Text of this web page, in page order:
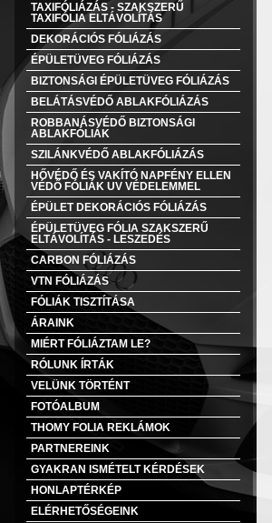
TAXIFÓLIÁZÁS - SZAKSZERŰ
TAXIFÓLIA ELTÁVOLÍTÁS
DEKORÁCIÓS FÓLIÁZÁS
ÉPÜLETÜVEG FÓLIÁZÁS
BIZTONSÁGI ÉPÜLETÜVEG FÓLIÁZÁS
BELÁTÁSVÉDŐ ABLAKFÓLIÁZÁS
ROBBANÁSVÉDŐ BIZTONSÁGI
ABLAKFÓLIÁK
SZILÁNKVÉDŐ ABLAKFÓLIÁZÁS
HŐVÉDŐ ÉS VAKÍTÓ NAPFÉNY ELLEN
VÉDŐ FÓLIÁK UV VÉDELEMMEL
ÉPÜLET DEKORÁCIÓS FÓLIÁZÁS
ÉPÜLETÜVEG FÓLIA SZAKSZERŰ
ELTÁVOLÍTÁS - LESZEDÉS
CARBON FÓLIÁZÁS
VTN FÓLIÁZÁS
FÓLIÁK TISZTÍTÁSA
ÁRAINK
MIÉRT FÓLIÁZTAM LE?
RÓLUNK ÍRTÁK
VELÜNK TÖRTÉNT
FOTÓALBUM
THOMY FOLIA REKLÁMOK
PARTNEREINK
GYAKRAN ISMÉTELT KÉRDÉSEK
HONLAPTÉRKÉP
ELÉRHETŐSÉGEINK